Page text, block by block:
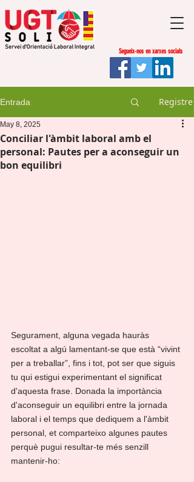
Segueix-nos en xarxes socials
Entrada Registre
Conciliar l'àmbit laboral amb el
personal: Pautes per a aconseguir un
bon equilibri
May 8, 2025
Segurament, alguna vegada hauràs
escoltat a algú lamentant-se que està “vivint
per a treballar”, fins i tot, pot ser que siguis
tu qui estigui experimentant el significat
d'aquesta frase. Donada la importància
d'aconseguir un equilibri entre la jornada
laboral i el temps que dediquem a l'àmbit
personal, et comparteixo algunes pautes
perquè pugui resultar-te més senzill
mantenir-ho: